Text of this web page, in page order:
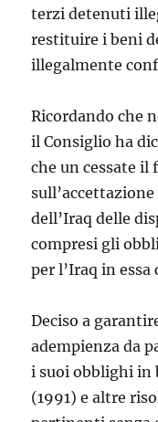
terzi detenuti
restituire i beni
illegalmente
Ricordando che
il Consiglio ha
che un cessate il
sull’accettazione
dell’Iraq delle
compresi gli
per l’Iraq in
Deciso a
adempienza da
i suoi obblighi in
(1991) e altre